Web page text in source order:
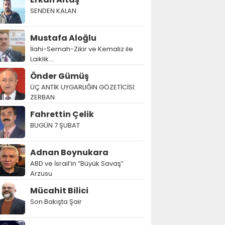
SENDEN KALAN
Mustafa Aloğlu
İlahi-Semah-Zikir ve Kemaliz ile
Laiklik….
Önder Gümüş
ÜÇ ANTİK UYGARLIĞIN GÖZETİCİSİ:
ZERBAN
Fahrettin Çelik
BUGÜN 7 ŞUBAT
Adnan Boynukara
ABD ve İsrail’in “Büyük Savaş”
Arzusu
Mücahit Bilici
Son Bakışta Şair